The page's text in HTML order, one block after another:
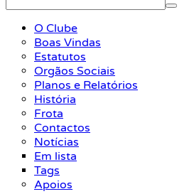
O Clube
Boas Vindas
Estatutos
Orgãos Sociais
Planos e Relatórios
História
Frota
Contactos
Notícias
Em lista
Tags
Apoios